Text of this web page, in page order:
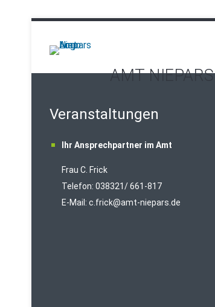
AMT NIEPARS
Veranstaltungen
Ihr Ansprechpartner im Amt
Frau C. Frick
Telefon: 038321/ 661-817
E-Mail: c.frick@amt-niepars.de